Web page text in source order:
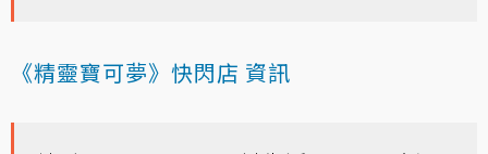
《精靈寶可夢》快閃店 資訊